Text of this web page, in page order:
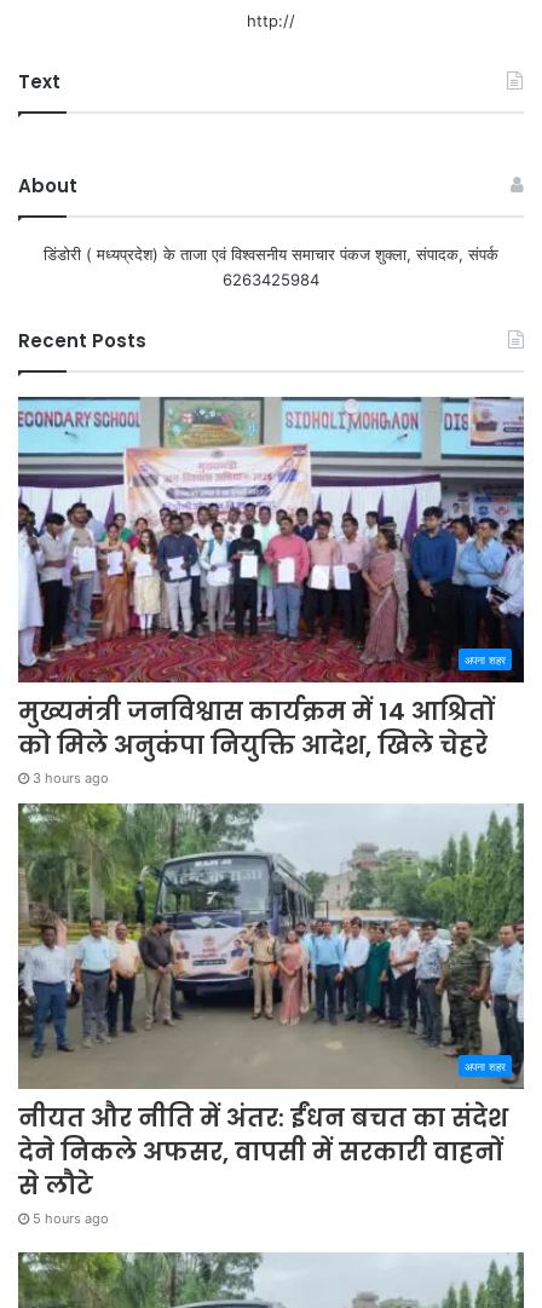
http://
Text
About
डिंडोरी ( मध्यप्रदेश) के ताजा एवं विश्वसनीय समाचार पंकज शुक्ला, संपादक, संपर्क
6263425984
Recent Posts
अपना शहर
मुख्यमंत्री जनविश्वास कार्यक्रम में 14 आश्रितों
को मिले अनुकंपा नियुक्ति आदेश, खिले चेहरे
3 hours ago
अपना शहर
नीयत और नीति में अंतर: ईंधन बचत का संदेश
देने निकले अफसर, वापसी में सरकारी वाहनों
से लौटे
5 hours ago